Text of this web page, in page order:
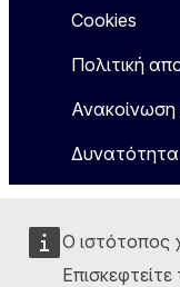
Ο ιστότοπος
Cookies
Πολιτική
Ανακοίνωση